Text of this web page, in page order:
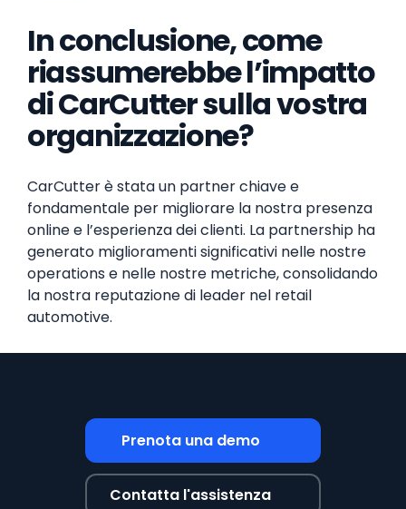
In conclusione, come
riassumerebbe l’impatto
di CarCutter sulla vostra
organizzazione?
CarCutter è stata un partner chiave e
fondamentale per migliorare la nostra presenza
online e l’esperienza dei clienti. La partnership ha
generato miglioramenti significativi nelle nostre
operations e nelle nostre metriche, consolidando
la nostra reputazione di leader nel retail
automotive.
Prenota una demo
Contatta l'assistenza